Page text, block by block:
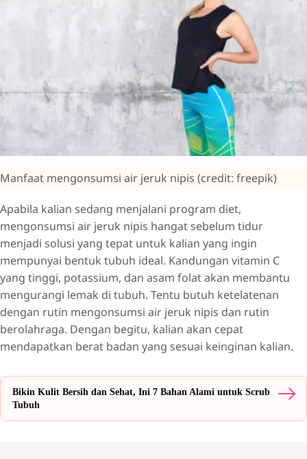
Manfaat mengonsumsi air jeruk nipis (credit: freepik)
Apabila kalian sedang menjalani program diet,
mengonsumsi air jeruk nipis hangat sebelum tidur
menjadi solusi yang tepat untuk kalian yang ingin
mempunyai bentuk tubuh ideal. Kandungan vitamin C
yang tinggi, potassium, dan asam folat akan membantu
mengurangi lemak di tubuh. Tentu butuh ketelatenan
dengan rutin mengonsumsi air jeruk nipis dan rutin
berolahraga. Dengan begitu, kalian akan cepat
mendapatkan berat badan yang sesuai keinginan kalian.
Bikin Kulit Bersih dan Sehat, Ini 7 Bahan Alami untuk Scrub
Tubuh